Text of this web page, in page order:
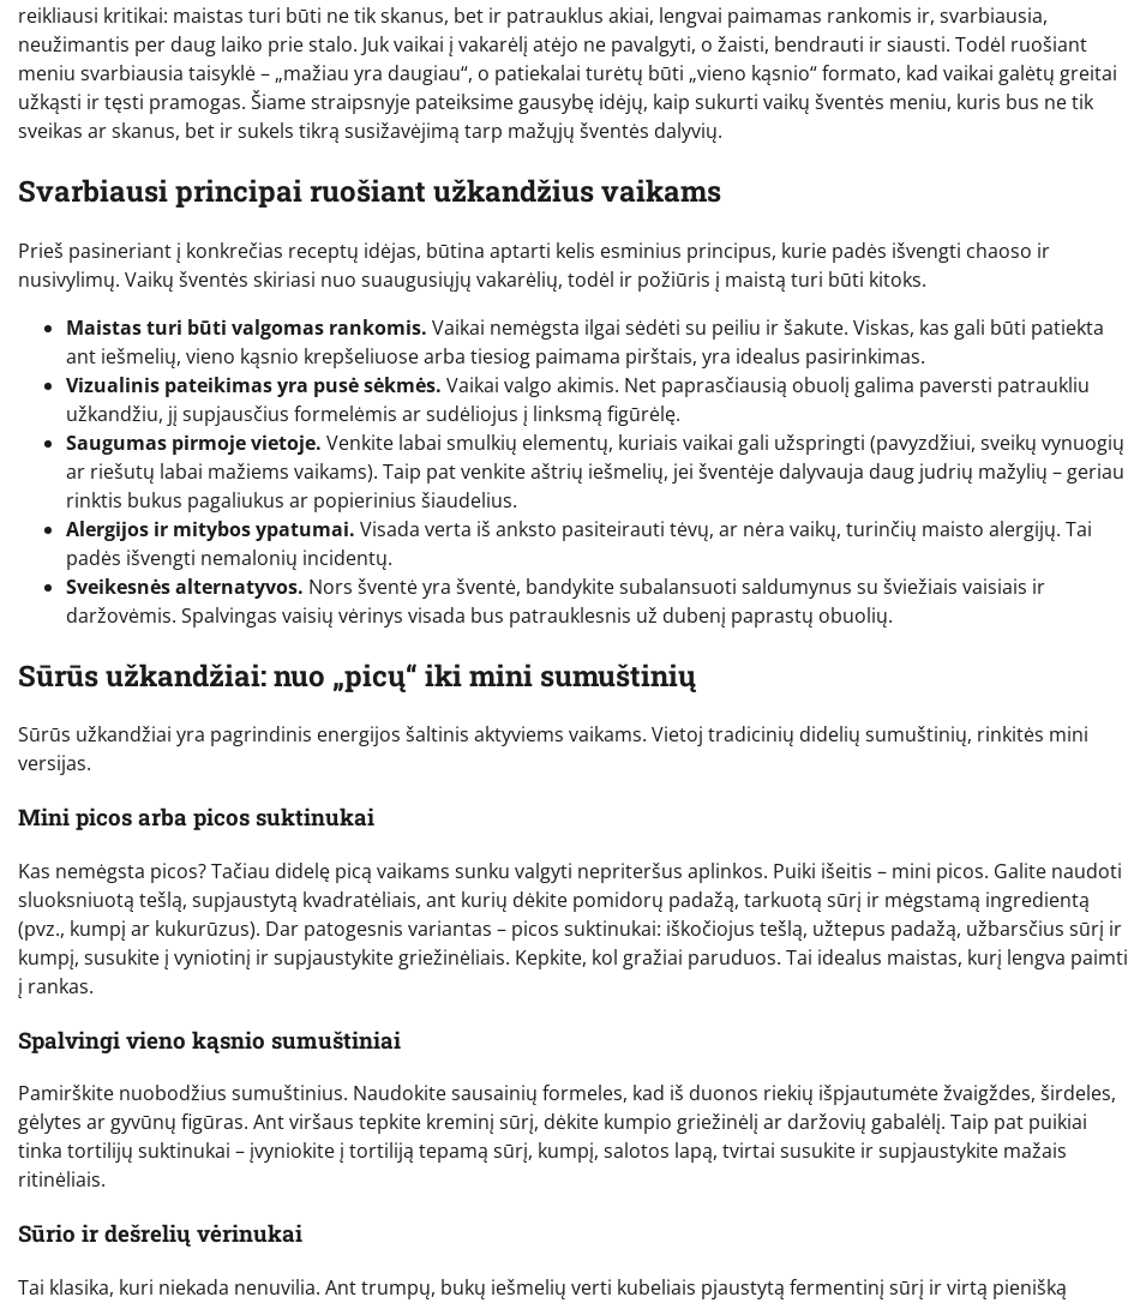
reikliausi kritikai: maistas turi būti ne tik skanus, bet ir patrauklus akiai, lengvai paimamas rankomis ir, svarbiausia,
neužimantis per daug laiko prie stalo. Juk vaikai į vakarėlį atėjo ne pavalgyti, o žaisti, bendrauti ir siausti. Todėl ruošiant
meniu svarbiausia taisyklė – „mažiau yra daugiau“, o patiekalai turėtų būti „vieno kąsnio“ formato, kad vaikai galėtų greitai
užkąsti ir tęsti pramogas. Šiame straipsnyje pateiksime gausybę idėjų, kaip sukurti vaikų šventės meniu, kuris bus ne tik
sveikas ar skanus, bet ir sukels tikrą susižavėjimą tarp mažųjų šventės dalyvių.
Svarbiausi principai ruošiant užkandžius vaikams
Prieš pasineriant į konkrečias receptų idėjas, būtina aptarti kelis esminius principus, kurie padės išvengti chaoso ir
nusivylimų. Vaikų šventės skiriasi nuo suaugusiųjų vakarėlių, todėl ir požiūris į maistą turi būti kitoks.
Maistas turi būti valgomas rankomis. Vaikai nemėgsta ilgai sėdėti su peiliu ir šakute. Viskas, kas gali būti patiekta
ant iešmelių, vieno kąsnio krepšeliuose arba tiesiog paimama pirštais, yra idealus pasirinkimas.
Vizualinis pateikimas yra pusė sėkmės. Vaikai valgo akimis. Net paprasčiausią obuolį galima paversti patraukliu
užkandžiu, jį supjausčius formelėmis ar sudėliojus į linksmą figūrėlę.
Saugumas pirmoje vietoje. Venkite labai smulkių elementų, kuriais vaikai gali užspringti (pavyzdžiui, sveikų vynuogių
ar riešutų labai mažiems vaikams). Taip pat venkite aštrių iešmelių, jei šventėje dalyvauja daug judrių mažylių – geriau
rinktis bukus pagaliukus ar popierinius šiaudelius.
Alergijos ir mitybos ypatumai. Visada verta iš anksto pasiteirauti tėvų, ar nėra vaikų, turinčių maisto alergijų. Tai
padės išvengti nemalonių incidentų.
Sveikesnės alternatyvos. Nors šventė yra šventė, bandykite subalansuoti saldumynus su šviežiais vaisiais ir
daržovėmis. Spalvingas vaisių vėrinys visada bus patrauklesnis už dubenį paprastų obuolių.
Sūrūs užkandžiai: nuo „picų“ iki mini sumuštinių
Sūrūs užkandžiai yra pagrindinis energijos šaltinis aktyviems vaikams. Vietoj tradicinių didelių sumuštinių, rinkitės mini
versijas.
Mini picos arba picos suktinukai
Kas nemėgsta picos? Tačiau didelę picą vaikams sunku valgyti nepriteršus aplinkos. Puiki išeitis – mini picos. Galite naudoti
sluoksniuotą tešlą, supjaustytą kvadratėliais, ant kurių dėkite pomidorų padažą, tarkuotą sūrį ir mėgstamą ingredientą
(pvz., kumpį ar kukurūzus). Dar patogesnis variantas – picos suktinukai: iškočiojus tešlą, užtepus padažą, užbarsčius sūrį ir
kumpį, susukite į vyniotinį ir supjaustykite griežinėliais. Kepkite, kol gražiai paruduos. Tai idealus maistas, kurį lengva paimti
į rankas.
Spalvingi vieno kąsnio sumuštiniai
Pamirškite nuobodžius sumuštinius. Naudokite sausainių formeles, kad iš duonos riekių išpjautumėte žvaigždes, širdeles,
gėlytes ar gyvūnų figūras. Ant viršaus tepkite kreminį sūrį, dėkite kumpio griežinėlį ar daržovių gabalėlį. Taip pat puikiai
tinka tortilijų suktinukai – įvyniokite į tortiliją tepamą sūrį, kumpį, salotos lapą, tvirtai susukite ir supjaustykite mažais
ritinėliais.
Sūrio ir dešrelių vėrinukai
Tai klasika, kuri niekada nenuvilia. Ant trumpų, bukų iešmelių verti kubeliais pjaustytą fermentinį sūrį ir virtą pienišką